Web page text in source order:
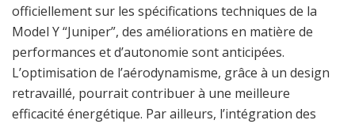
officiellement sur les spécifications techniques de la
Model Y “Juniper”, des améliorations en matière de
performances et d’autonomie sont anticipées.
L’optimisation de l’aérodynamisme, grâce à un design
retravaillé, pourrait contribuer à une meilleure
efficacité énergétique. Par ailleurs, l’intégration des